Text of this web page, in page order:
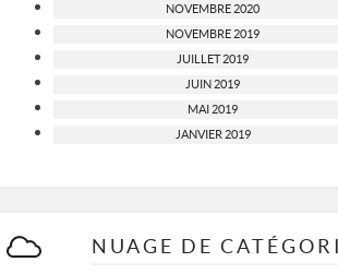
NOVEMBRE 2020
NOVEMBRE 2019
JUILLET 2019
JUIN 2019
MAI 2019
JANVIER 2019
NUAGE DE